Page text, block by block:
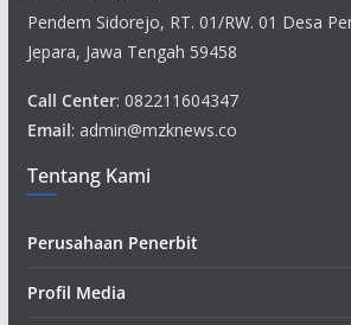
Pendem Sidorejo, RT. 01/RW. 01 Desa
Jepara, Jawa Tengah 59458
Call Center: 082211604347
Email: admin@mzknews.co
Tentang Kami
Perusahaan Penerbit
Profil Media